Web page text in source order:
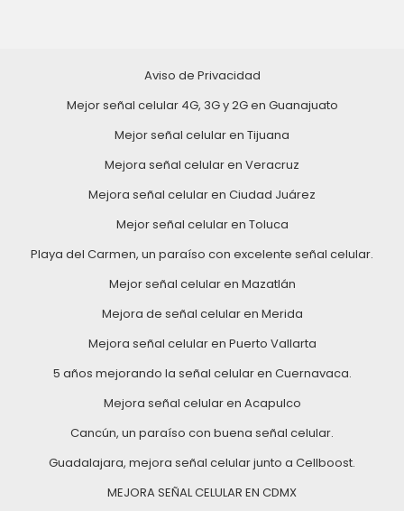
Aviso de Privacidad
Mejor señal celular 4G, 3G y 2G en Guanajuato
Mejor señal celular en Tijuana
Mejora señal celular en Veracruz
Mejora señal celular en Ciudad Juárez
Mejor señal celular en Toluca
Playa del Carmen, un paraíso con excelente señal celular.
Mejor señal celular en Mazatlán
Mejora de señal celular en Merida
Mejora señal celular en Puerto Vallarta
5 años mejorando la señal celular en Cuernavaca.
Mejora señal celular en Acapulco
Cancún, un paraíso con buena señal celular.
Guadalajara, mejora señal celular junto a Cellboost.
MEJORA SEÑAL CELULAR EN CDMX